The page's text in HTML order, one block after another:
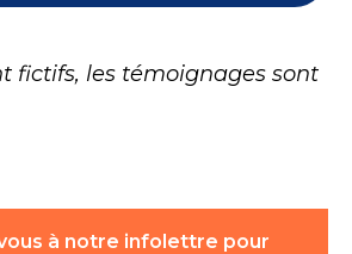
fictifs, les témoignages sont
à notre infolettre pour